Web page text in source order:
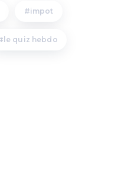
impot
le quiz hebdo